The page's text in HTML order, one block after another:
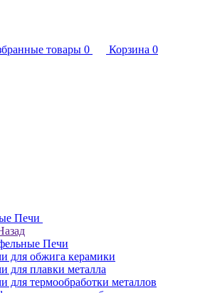
товары 0 Корзина 0
Печи
Печи
для обжига керамики
для плавки металла
для термообработки металлов